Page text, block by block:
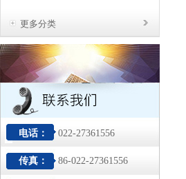
更多分类
电话： 022-27361556
传真： 86-022-27361556